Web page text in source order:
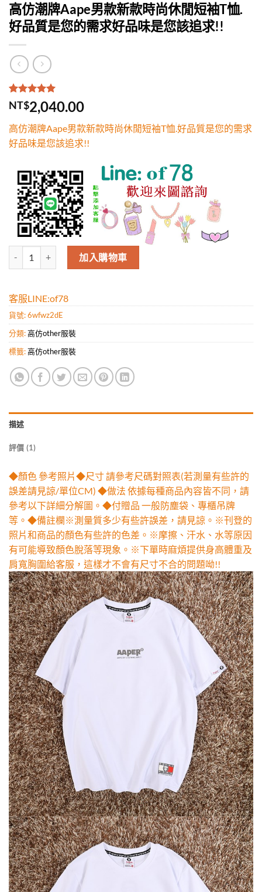
高仿潮牌Aape男款新款時尚休閒短袖T恤.
好品質是您的需求好品味是您該追求!!
評分5.00 /
5，已有
1
位
分
NT$2,040.00
高仿潮牌Aape男款新款時尚休閒短袖T恤.好品質是您的需求
好品味是您該追求!!
高仿潮牌Aape男款新款時尚休閒短袖T恤.好品質是您的需求好品味是
加入購物車
客服LINE:of78
貨號:6wfwz2dE
分類:高仿other服裝
標籤:高仿other服裝
描述
評價 (1)
◆顏色 參考照片◆尺寸 請參考尺碼對照表(若測量有些許的
誤差請見諒/單位CM) ◆做法 依據每種商品內容皆不同，請
參考以下詳細分解圖。◆付贈品 一般防塵袋、專櫃吊牌
等。◆備註欄※測量質多少有些許誤差，請見諒。※刊登的
照片和商品的顏色有些許的色差。※摩擦、汗水、水等原因
有可能導致顏色脫落等現象。※下單時麻煩提供身高體重及
肩寬胸圍給客服，這樣才不會有尺寸不合的問題呦!!